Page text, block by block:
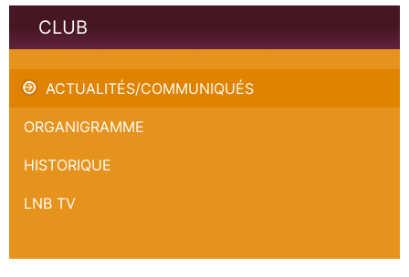
CLUB
ACTUALITÉS/COMMUNIQUÉS
ORGANIGRAMME
HISTORIQUE
LNB TV